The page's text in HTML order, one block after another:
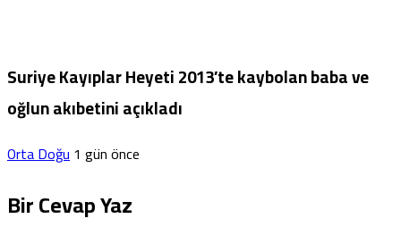
Suriye Kayıplar Heyeti 2013’te kaybolan baba ve
oğlun akıbetini açıkladı
Orta Doğu1 gün önce
Bir Cevap Yaz